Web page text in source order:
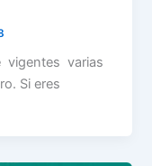
vigentes varias
Si eres